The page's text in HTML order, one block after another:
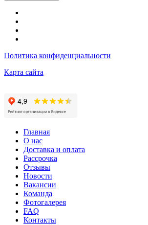
Политика конфиденциальности
Карта сайта
Главная
О нас
Доставка и оплата
Рассрочка
Отзывы
Новости
Вакансии
Команда
Фотогалерея
FAQ
Контакты